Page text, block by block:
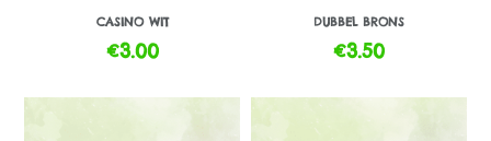
CASINO WIT
€3.00
DUBBEL BRONS
€3.50